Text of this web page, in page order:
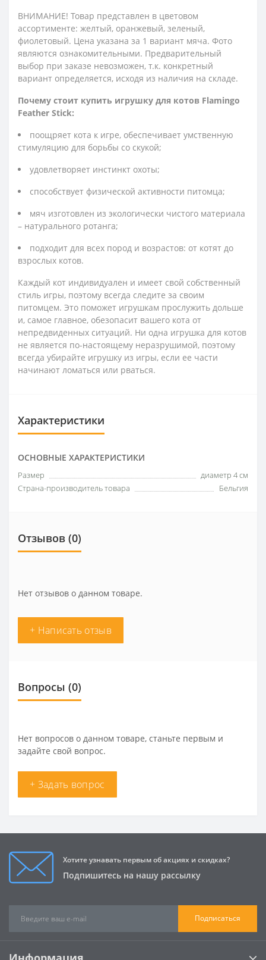
ВНИМАНИЕ! Товар представлен в цветовом
ассортименте: желтый, оранжевый, зеленый,
фиолетовый. Цена указана за 1 вариант мяча. Фото
являются ознакомительными. Предварительный
выбор при заказе невозможен, т.к. конкретный
вариант определяется, исходя из наличия на складе.
Почему стоит купить игрушку для котов Flamingo
Feather Stick:
поощряет кота к игре, обеспечивает умственную
стимуляцию для борьбы со скукой;
удовлетворяет инстинкт охоты;
способствует физической активности питомца;
мяч изготовлен из экологически чистого материала
– натурального ротанга;
подходит для всех пород и возрастов: от котят до
взрослых котов.
Каждый кот индивидуален и имеет свой собственный
стиль игры, поэтому всегда следите за своим
питомцем. Это поможет игрушкам прослужить дольше
и, самое главное, обезопасит вашего кота от
непредвиденных ситуаций. Ни одна игрушка для котов
не является по-настоящему неразрушимой, поэтому
всегда убирайте игрушку из игры, если ее части
начинают ломаться или рваться.
Характеристики
ОСНОВНЫЕ ХАРАКТЕРИСТИКИ
Размер
диаметр 4 см
Страна-производитель товара
Бельгия
Отзывов (0)
Нет отзывов о данном товаре.
+ Написать отзыв
Вопросы (0)
Нет вопросов о данном товаре, станьте первым и
задайте свой вопрос.
+ Задать вопрос
Хотите узнавать первым об акциях и скидках?
Подпишитесь на нашу рассылку
Подписаться